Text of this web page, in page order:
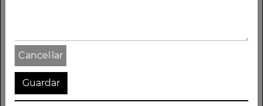
Cancel·lar
Siglo XVIII / -
Tipus
Monument